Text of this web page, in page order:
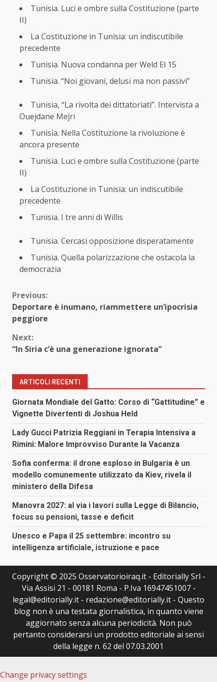
Tunisia. Luci e ombre sulla Costituzione (parte
II)
La Costituzione in Tunisia: un indiscutibile
precedente
Tunisia. Nuova condanna per Weld El 15
Tunisia. “Noi giovani, delusi ma non passivi”
Tunisia, “La rivolta dei dittatoriati”. Intervista a
Ouejdane Mejri
Tunisia. Nella Costituzione la rivoluzione è
ancora presente
Tunisia. Luci e ombre sulla Costituzione (parte
II)
La Costituzione in Tunisia: un indiscutibile
precedente
Tunisia. I tre anni di Willis
Tunisia. Cercasi opposizione disperatamente
Tunisia. Quella polarizzazione che ostacola la
democrazia
Continue
Reading
Previous:
Deportare è inumano, riammettere un’ipocrisia
peggiore
Next:
“In Siria c’è una generazione ignorata”
ARTICOLI RECENTI
Giornata Mondiale del Gatto: Corso di “Gattitudine” e
Vignette Divertenti di Joshua Held
Lady Gucci Patrizia Reggiani in Terapia Intensiva a
Rimini: Malore Improvviso Durante la Vacanza
Sofia conferma: il drone esploso in Bulgaria è un
modello comunemente utilizzato da Kiev, rivela il
ministero della Difesa
Manovra 2027: al via i lavori sulla Legge di Bilancio,
focus su pensioni, tasse e deficit
Unesco e Papa il 25 settembre: incontro su
intelligenza artificiale, istruzione e pace
Copyright © 2025 Osservatorioiraq.it - Editorially Srl -
Via Assisi 21 - 00181 Roma - P.Iva 16947451007 -
legal@editorially.it - redazione@editorially.it - Questo
blog non è una testata giornalistica, in quanto viene
aggiornato senza alcuna periodicità. Non può
pertanto considerarsi un prodotto editoriale ai sensi
della legge n. 62 del 07.03.2001
Change privacy settings